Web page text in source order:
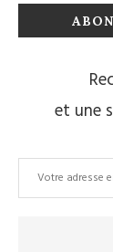
et une